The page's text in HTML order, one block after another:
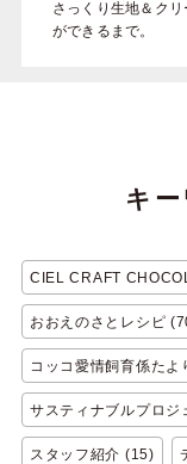
さっくり生地＆ク
ができるまで。
キ
CIEL CRAFT
おおえのさとレシピ
コッコ愛情飼育係たよ
サスティナブルプロジ
スタッフ紹介 (15)